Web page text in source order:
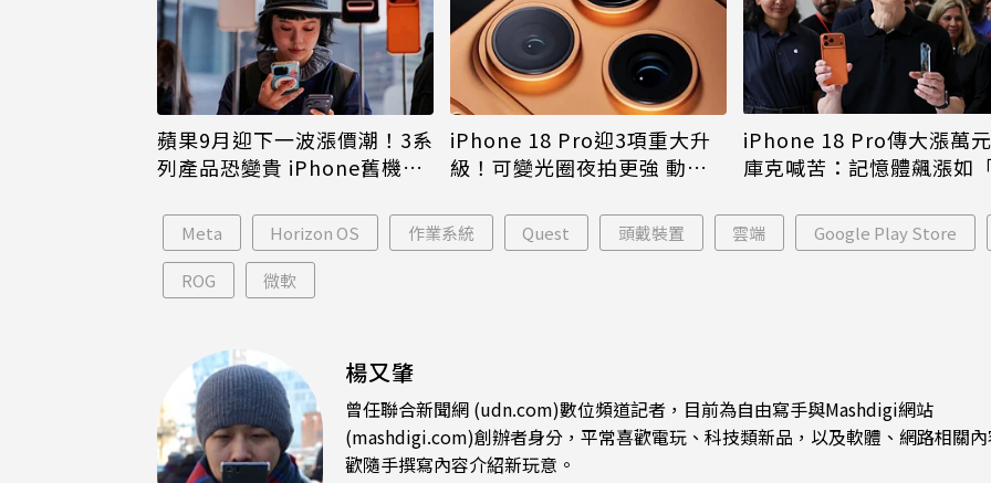
蘋果9月迎下一波漲價潮！3系
列產品恐變貴 iPhone舊機難
iPhone 18 Pro迎3項重大升
級！可變光圈夜拍更強 動態
iPhone 18 Pro傳大漲萬
庫克喊苦：記憶體飆漲如
Meta Horizon OS 作業系統 Quest 頭戴裝置 雲端 Google Play Store
ROG 微軟
楊又肇
曾任聯合新聞網 (udn.com)數位頻道記者，目前為自由寫手與Mashdigi網站
(mashdigi.com)創辦者身分，平常喜歡電玩、科技類新品，以及軟體、網路相關
歡隨手撰寫內容介紹新玩意。